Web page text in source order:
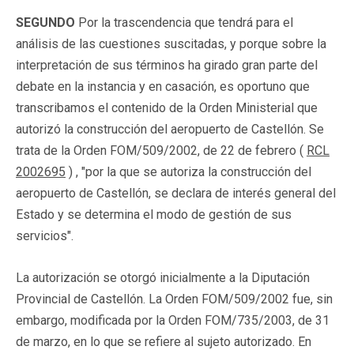
SEGUNDO Por la trascendencia que tendrá para el
análisis de las cuestiones suscitadas, y porque sobre la
interpretación de sus términos ha girado gran parte del
debate en la instancia y en casación, es oportuno que
transcribamos el contenido de la Orden Ministerial que
autorizó la construcción del aeropuerto de Castellón. Se
trata de la Orden FOM/509/2002, de 22 de febrero ( RCL
2002695 ) , "por la que se autoriza la construcción del
aeropuerto de Castellón, se declara de interés general del
Estado y se determina el modo de gestión de sus
servicios".
La autorización se otorgó inicialmente a la Diputación
Provincial de Castellón. La Orden FOM/509/2002 fue, sin
embargo, modificada por la Orden FOM/735/2003, de 31
de marzo, en lo que se refiere al sujeto autorizado. En